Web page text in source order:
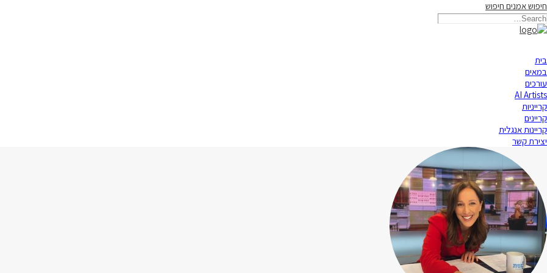
חיפוש אמנים חיפוש
בית
במאים
עורכים
AI Artists
קרייניות
קריינים
קריינות אנגלית
יצירת קשר